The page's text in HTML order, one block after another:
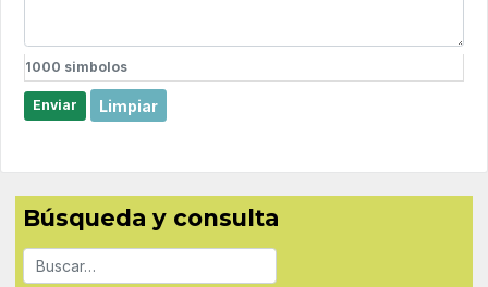
1000 simbolos
Enviar Limpiar
Búsqueda y consulta
Buscar